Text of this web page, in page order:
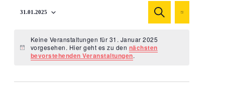
Suche
und
Ansichten,
SUCHE
31.01.2025
wählen.
Hinweis
Keine Veranstaltungen für 31. Januar 2025
vorgesehen. Hier geht es zu den nächsten
bevorstehenden Veranstaltungen.